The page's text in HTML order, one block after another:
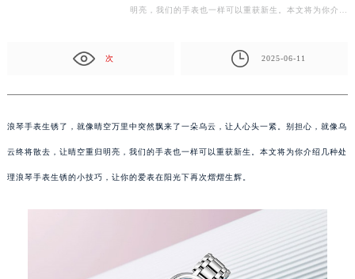
明亮，我们的手表也一样可以重获新生。本文将为你介绍
次 2025-06-11
浪琴手表生锈了，就像晴空万里中突然飘来了一朵乌云，让人心头一紧。别担心，就像乌
云终将散去，让晴空重归明亮，我们的手表也一样可以重获新生。本文将为你介绍几种处
理浪琴手表生锈的小技巧，让你的爱表在阳光下再次熠熠生辉。